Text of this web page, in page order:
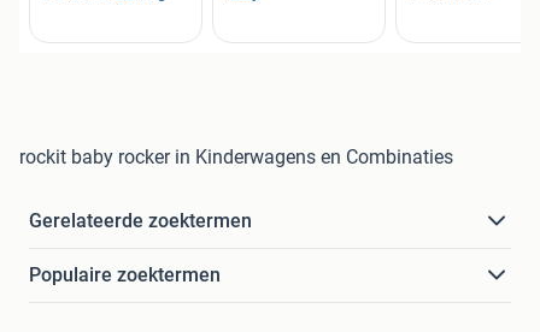
rockit baby rocker in Kinderwagens en Combinaties
Gerelateerde zoektermen
Populaire zoektermen